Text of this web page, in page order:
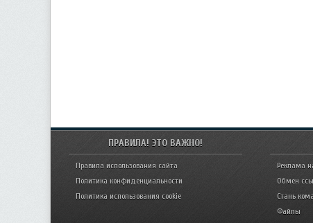
ПРАВИЛА! ЭТО ВАЖНО!
Правила использования сайта
Политика конфиденциальности
Политика использования cookie
Реклама
Обмен
Стань
Файлы